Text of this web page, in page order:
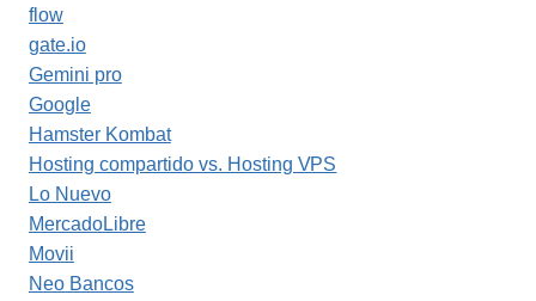
flow
gate.io
Gemini pro
Google
Hamster Kombat
Hosting compartido vs. Hosting VPS
Lo Nuevo
MercadoLibre
Movii
Neo Bancos